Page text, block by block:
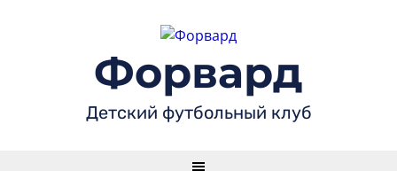
Форвард
Детский футбольный клуб